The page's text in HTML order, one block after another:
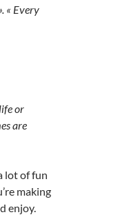
« Every
or
are
lot of fun
making
enjoy.